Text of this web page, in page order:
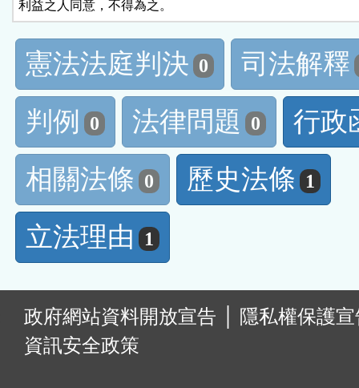
利益之人同意，不得為之。
憲法法庭判決 0
司法解釋
判例
0 法律問題 0
行政
相關法條 0 歷史法條 1
立法理由 1
政府網站資料開放宣告
隱私權保護
資訊安全政策